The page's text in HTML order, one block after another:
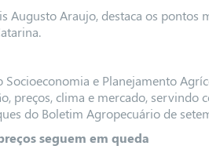
Augusto Araujo, destaca os pontos
e Planejamento
preços, clima e mercado, servindo
do Boletim Agropecuário de
seguem em queda